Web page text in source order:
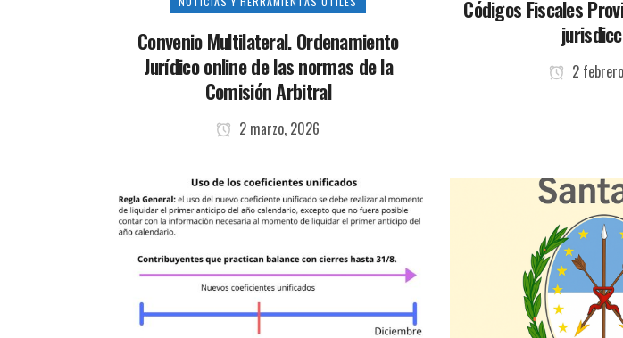
Convenio Multilateral. Ordenamiento
Jurídico online de las normas de la
Comisión Arbitral
2 marzo, 2026
Códigos Fiscales
2